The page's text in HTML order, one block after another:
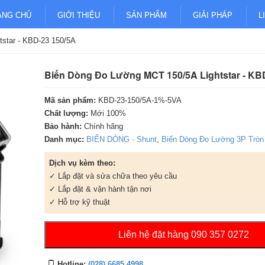
CHỦ GIỚI THIỆU SẢN PHẨM GIẢI PHÁP
- KBD-23 150/5A
Biến Dòng Đo Lường MCT 150/5A Lightstar -
Mã sản phẩm: KBD-23-150/5A-1%-5VA
Chất lượng: Mới 100%
Bảo hành: Chính hãng
Danh mục: BIẾN DÒNG - Shunt, Biến Dòng Đo Lường 3P Tròn
Dịch vụ kèm theo:
✓ Lắp đặt và sửa chữa theo yêu cầu
✓ Lắp đặt & vận hành tận nơi
✓ Hỗ trợ kỹ thuật
Liên hệ đặt hàng 090 357 0272